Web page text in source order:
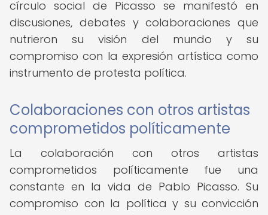
círculo social de Picasso se manifestó en
discusiones, debates y colaboraciones que
nutrieron su visión del mundo y su
compromiso con la expresión artística como
instrumento de protesta política.
Colaboraciones con otros artistas
comprometidos políticamente
La colaboración con otros artistas
comprometidos políticamente fue una
constante en la vida de Pablo Picasso. Su
compromiso con la política y su convicción